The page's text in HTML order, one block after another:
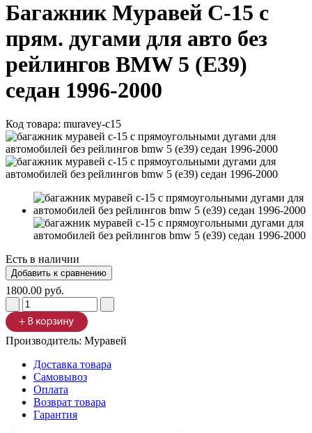
Багажник Муравей С-15 с
прям. дугами для авто без
рейлингов BMW 5 (Е39)
седан 1996-2000
Код товара: muravey-c15
Есть в наличии
1800.00 руб.
Производитель: Муравей
Доставка товара
Самовывоз
Оплата
Возврат товара
Гарантия